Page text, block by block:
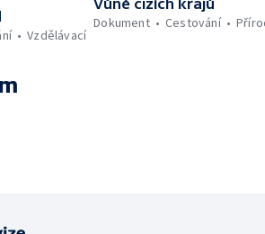
Vzdělávací
Vůně cizích krajů
Dokument
Cestování